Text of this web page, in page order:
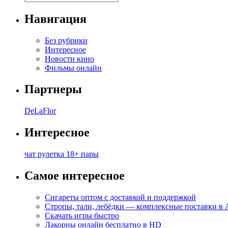
Навигация
Без рубрики
Интересное
Новости кино
Фильмы онлайн
Партнеры
DeLaFlor
Интересное
чат рулетка 18+ пары
Самое интересное
Сигареты оптом с доставкой и поддержкой
Стропы, тали, лебёдки — комплексные поставки в
Скачать игры быстро
Лакорны онлайн бесплатно в HD